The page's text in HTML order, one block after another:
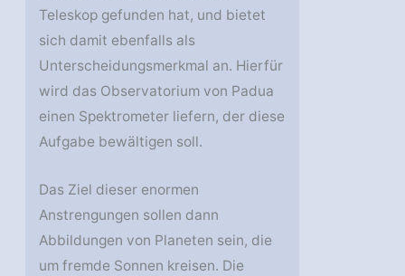
Teleskop gefunden hat, und bietet
sich damit ebenfalls als
Unterscheidungsmerkmal an. Hierfür
wird das Observatorium von Padua
einen Spektrometer liefern, der diese
Aufgabe bewältigen soll.
Das Ziel dieser enormen
Anstrengungen sollen dann
Abbildungen von Planeten sein, die
um fremde Sonnen kreisen. Die